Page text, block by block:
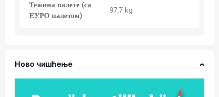
Тежина палете (са
ЕУРО палетом)
97,7 kg
Ново чишћење